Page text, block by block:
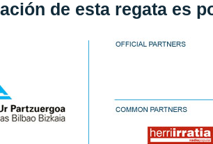
de esta regata es